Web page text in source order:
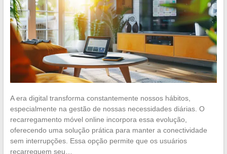
A era digital transforma constantemente nossos hábitos,
especialmente na gestão de nossas necessidades diárias. O
recarregamento móvel online incorpora essa evolução,
oferecendo uma solução prática para manter a conectividade
sem interrupções. Essa opção permite que os usuários
recarreguem seu…